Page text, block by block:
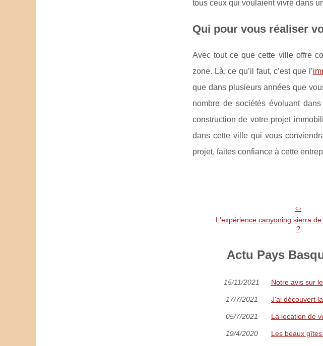
tous ceux qui voulaient vivre dans
Qui pour vous réaliser
Avec tout ce que cette ville offre
zone. Là, ce qu’il faut, c’est que l’
que dans plusieurs années que
nombre de sociétés évoluant
construction de votre projet
dans cette ville qui vous
projet, faites confiance à cette
L'expérience canyoning sierra
?
Actu Pays
15/11/2021 Notre avis sur
17/7/2021 J'ai découvert
05/7/2021 La location de
19/4/2020 Les beaux